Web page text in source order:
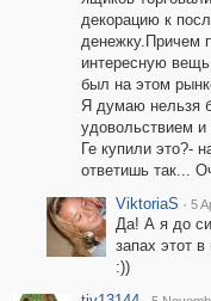
декорацию к
денежку.Причем
интересную
был на этом
Я думаю нельзя
удовольствием
Ге купили это?-
ответишь так...
ViktoriaS · 5
Да! А я до
запах этот
:))